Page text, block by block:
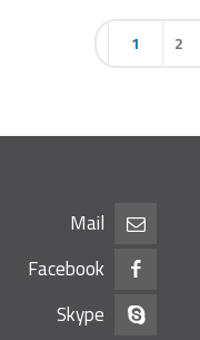
1 2
Mail
Facebook
Skype